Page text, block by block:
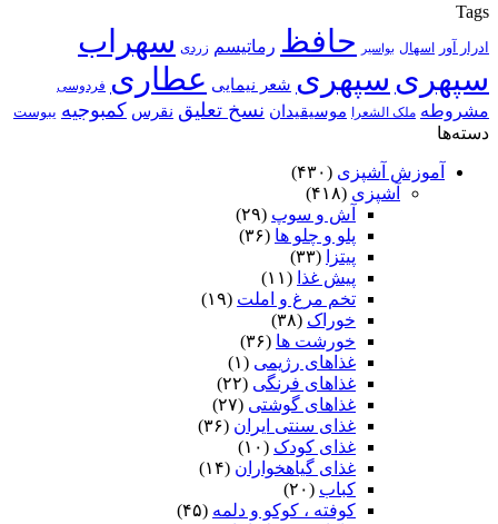
Tags
ادرار آور اسهال بواسیر حافظ رماتیسم زردی سهراب
سپهری سپهری شعر نیمایی عطاری فردوسی
مشروطه ملک الشعرا موسیقیدان نسخ تعلیق نقرس کمبوجیه یبوست
دسته‌ها
آموزش آشپزی (۴۳۰)
آشپزی (۴۱۸)
آش و سوپ (۲۹)
پلو و چلو ها (۳۶)
پیتزا
(۳۳)
پیش غذا (۱۱)
تخم مرغ و املت (۱۹)
خوراک (۳۸)
خورشت ها (۳۶)
غذاهای رژیمی (۱)
غذاهای فرنگی (۲۲)
غذاهای گوشتی (۲۷)
غذای سنتی ایران (۳۶)
غذای کودک (۱۰)
غذای گیاهخواران (۱۴)
کباب (۲۰)
کوفته ، کوکو و دلمه (۴۵)